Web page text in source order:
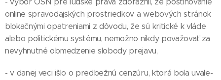
on­li­ne spra­vo­daj­ských pros­tried­kov a webo­vých strá­nok
blo­kač­ný­mi opat­re­nia­mi z dô­vo­du, že sú kri­tic­ké k vlá­de
ale­bo po­li­tic­ké­mu sys­té­mu, ne­mož­no nik­dy po­va­žo­vať za
ne­vyh­nut­né ob­me­dzenie slo­bo­dy pre­ja­vu,
- v da­nej ve­ci iš­lo o pred­bež­nú cen­zú­ru, kto­rá bo­la uva­le­